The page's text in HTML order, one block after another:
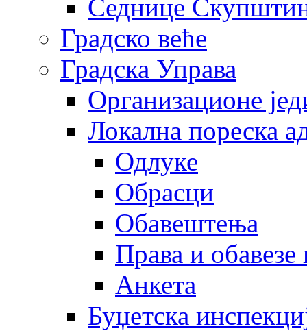
Седнице
Градско веће
Градска Управа
Организационе
Локална пореска
Одлуке
Обрасци
Обавештења
Права и
Анкета
Буџетска